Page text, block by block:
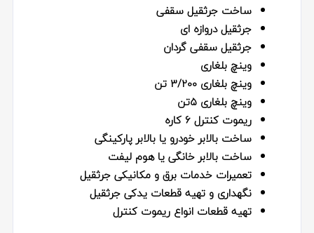
ساخت جرثقیل سقفی
جرثقیل دروازه ای
جرثقیل سقفی گردان
وینچ بلغاری
وینچ بلغاری 3/200 تن
وینچ بلغاری ۵تن
ریموت کنترل ۶ کاره
ساخت بالابر خودرو یا بالابر پارکینگی
ساخت بالابر خانگی یا هوم لیفت
تعمیرات خدمات برق و مکانیکی جرثقیل
نگهداری و تهیه قطعات یدکی جرثقیل
تهیه قطعات انواع ریموت کنترل